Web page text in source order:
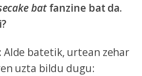
batfanzine bat da.
Alde batetik, urtean zehar
uzta bildu dugu: